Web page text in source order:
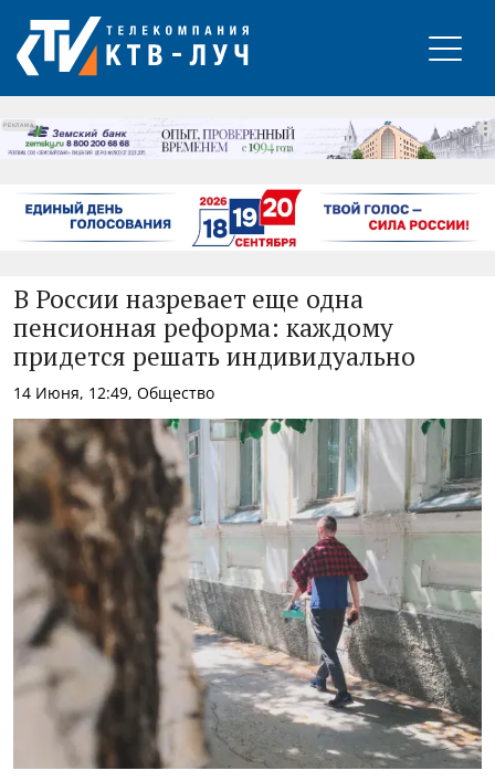
РЕКЛАМА
В России назревает еще одна
пенсионная реформа: каждому
придется решать индивидуально
14 Июня, 12:49, Общество